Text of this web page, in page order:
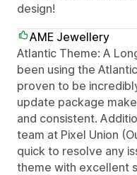
design!
AME Jewellery
Atlantic Theme: A
been using the
proven to be
update package
and consistent.
team at Pixel Union
quick to resolve any
theme with excellent